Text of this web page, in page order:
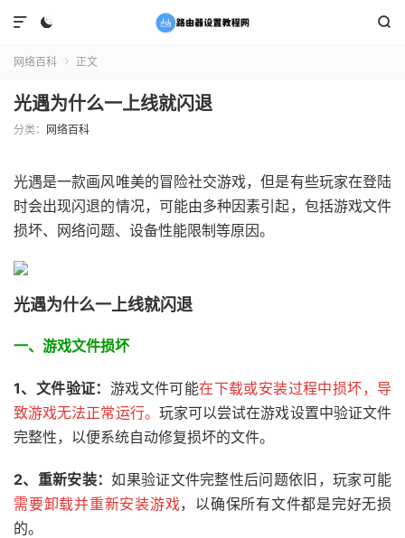
 

网络百科  正文
光遇为什么一上线就闪退
分类： 网络百科
光遇是一款画风唯美的冒险社交游戏，但是有些玩家在登陆
时会出现闪退的情况，可能由多种因素引起，包括游戏文件
损坏、网络问题、设备性能限制等原因。
光遇为什么一上线就闪退
一、游戏文件损坏
1、文件验证： 游戏文件可能在下载或安装过程中损坏，导
致游戏无法正常运行。 玩家可以尝试在游戏设置中验证文件
完整性，以便系统自动修复损坏的文件。
2、 重新安装：如果验证文件完整性后问题依旧，玩家可能
需要卸载并重新安装游戏，以确保所有文件都是完好无损
的。